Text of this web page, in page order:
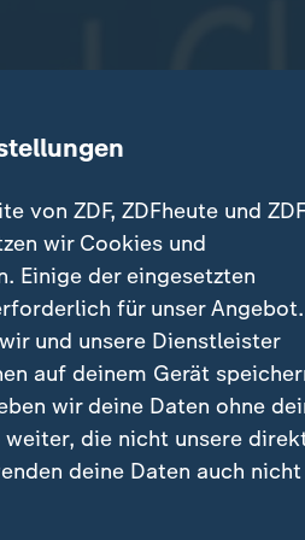
zu sichern
ein neuer Gesetzentwurf der
von ZDF, ZDFheute und
wir Cookies und
Einige der eingesetzten
für unser
und unsere Dienstleister
auf deinem Gerät
wir deine Daten ohne
die nicht unsere
deine Daten auch nicht